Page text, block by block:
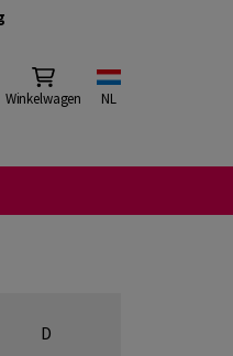
Winkelwagen NL
D